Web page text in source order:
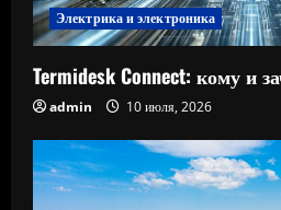
Электрика и электроника
Termidesk Connect: кому и
admin 10 июля, 2026